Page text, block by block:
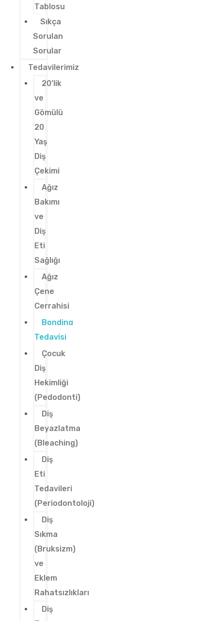
Tablosu
Sıkça
Sorulan
Sorular
Tedavilerimiz
20’lik
ve
Gömülü
20
Yaş
Diş
Çekimi
Ağız
Bakımı
ve
Diş
Eti
Sağlığı
Ağız
Çene
Cerrahisi
Bonding
Tedavisi
Çocuk
Diş
Hekimliği
(Pedodonti)
Diş
Beyazlatma
(Bleaching)
Diş
Eti
Tedavileri
(Periodontoloji)
Diş
Sıkma
(Bruksizm)
ve
Eklem
Rahatsızlıkları
Diş